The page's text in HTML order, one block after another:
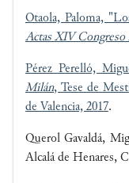
Otaola, Paloma,
Actas XIV
Pérez Perelló,
Milán, Tese de
de Valencia, 2017.
Querol Gavaldá,
Alcalá de Henares,